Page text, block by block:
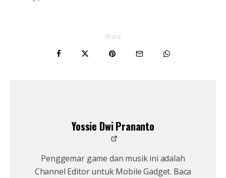
Share
Yossie Dwi Prananto
Penggemar game dan musik ini adalah
Channel Editor untuk Mobile Gadget. Baca